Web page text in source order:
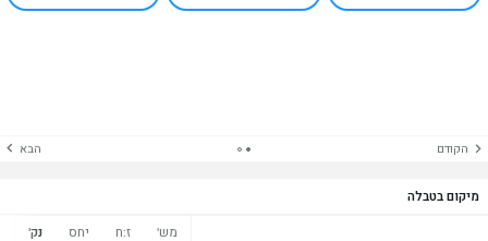
הקודם הבא
מיקום בטבלה
מש' ז:ח יחס נק'